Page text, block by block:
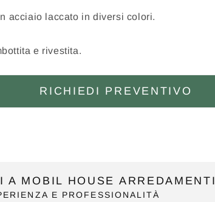
acciaio laccato in diversi colori.
e rivestita.
RICHIEDI PREVENTIVO
A MOBIL HOUSE ARREDAMENTI
E PROFESSIONALITÀ